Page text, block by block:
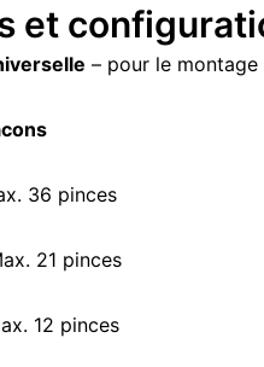
et
– pour le
36 pinces
21 pinces
12 pinces